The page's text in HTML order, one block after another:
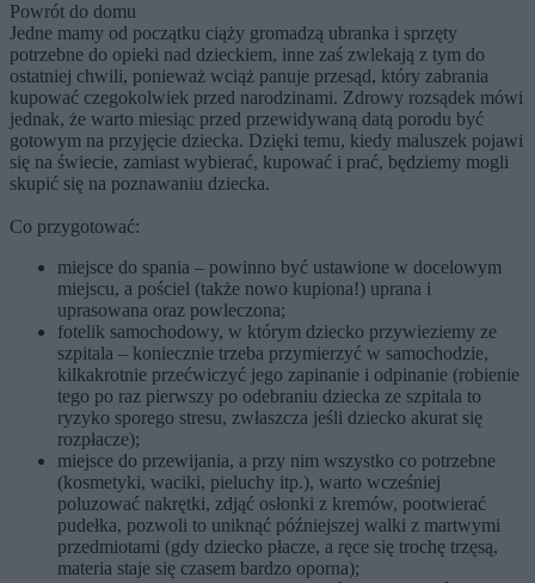
Powrót do domu
Jedne mamy od początku ciąży gromadzą ubranka i sprzęty
potrzebne do opieki nad dzieckiem, inne zaś zwlekają z tym do
ostatniej chwili, ponieważ wciąż panuje przesąd, który zabrania
kupować czegokolwiek przed narodzinami. Zdrowy rozsądek mówi
jednak, że warto miesiąc przed przewidywaną datą porodu być
gotowym na przyjęcie dziecka. Dzięki temu, kiedy maluszek pojawi
się na świecie, zamiast wybierać, kupować i prać, będziemy mogli
skupić się na poznawaniu dziecka.
Co przygotować:
miejsce do spania – powinno być ustawione w docelowym
miejscu, a pościel (także nowo kupiona!) uprana i
uprasowana oraz powleczona;
fotelik samochodowy, w którym dziecko przywieziemy ze
szpitala – koniecznie trzeba przymierzyć w samochodzie,
kilkakrotnie przećwiczyć jego zapinanie i odpinanie (robienie
tego po raz pierwszy po odebraniu dziecka ze szpitala to
ryzyko sporego stresu, zwłaszcza jeśli dziecko akurat się
rozpłacze);
miejsce do przewijania, a przy nim wszystko co potrzebne
(kosmetyki, waciki, pieluchy itp.), warto wcześniej
poluzować nakrętki, zdjąć osłonki z kremów, pootwierać
pudełka, pozwoli to uniknąć późniejszej walki z martwymi
przedmiotami (gdy dziecko płacze, a ręce się trochę trzęsą,
materia staje się czasem bardzo oporna);